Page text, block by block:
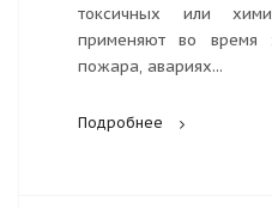
токсичных или
применяют во время
пожара, авариях...
Подробнее